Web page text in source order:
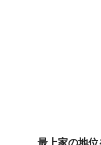
最上家の地